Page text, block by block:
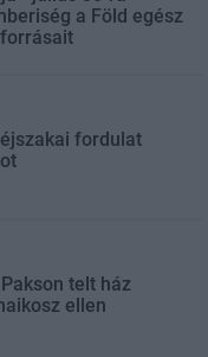
a Föld egész
fordulat
telt ház
ellen